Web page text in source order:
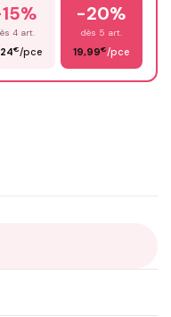
✨
4 art.
€/pce
-20%
dès 5 art.
19,99€/pce